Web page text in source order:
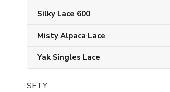
Silky Lace 600
Misty Alpaca Lace
Yak Singles Lace
SETY